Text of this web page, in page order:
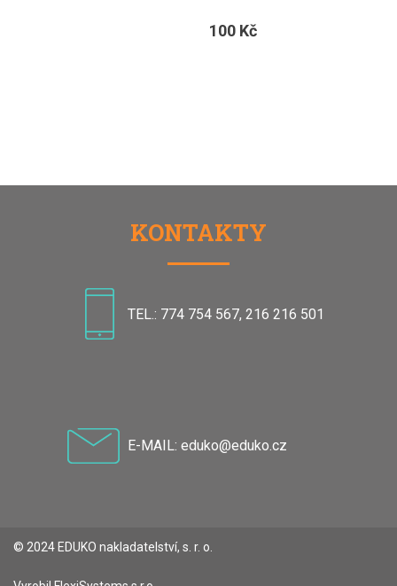
Učebnice vhodná
především pro tříleté
100 Kč
KONTAKTY
TEL.: 774 754 567, 216 216 501
E-MAIL: eduko@eduko.cz
© 2024 EDUKO nakladatelství, s. r. o.